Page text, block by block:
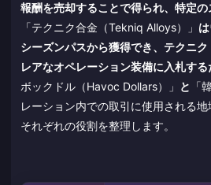
報酬を売却することで得られ、特定の
「テクニク合金（Tekniq Alloys）」
シーズンパスから獲得でき、テクニ
レアなオペレーション装備に入札する
ボックドル（Havoc Dollars）」 と 「
レーション内での取引に使用される
それぞれの役割を整理します。